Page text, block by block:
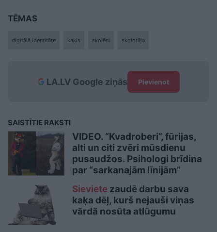
TĒMAS
digitālā identitāte kaķis skolēni skolotāja
LA.LV Google ziņās Pievienot
SAISTĪTIE RAKSTI
VIDEO. “Kvadroberi”, fūrijas,
alti un citi zvēri mūsdienu
pusaudžos. Psihologi brīdina
par “sarkanajām līnijām”
Sieviete zaudē darbu sava
kaķa dēļ, kurš nejauši viņas
vārdā nosūta atlūgumu